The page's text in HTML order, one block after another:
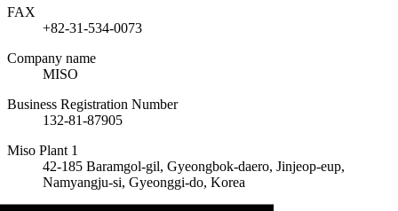
FAX
+82-31-534-0073
Company name
MISO
Business Registration Number
132-81-87905
Miso Plant 1
42-185 Baramgol-gil, Gyeongbok-daero, Jinjeop-eup,
Namyangju-si, Gyeonggi-do, Korea